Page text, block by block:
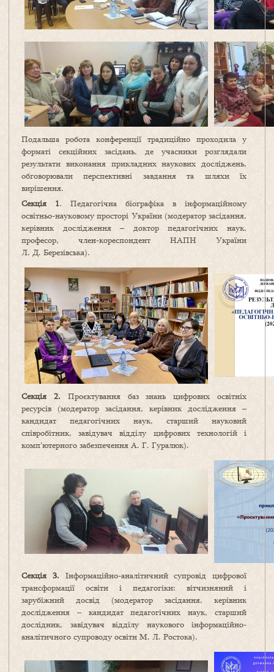
Подальша робота конференції традиційно проходила у
форматі секційних засідань, де учасники розглядали
результати виконання прикладних наукових досліджень,
обговорювали перспективні завдання та шляхи їх
вирішення.
Секція 1. Педагогічна біографіка в інформаційному
освітньо-науковому просторі України (модератор засідання,
керівник дослідження – доктор педагогічних наук,
професор, член-кореспондент НАПН України
Л. Д. Березівська).
Секція 2. Проєктування баз знань цифрових освітніх
ресурсів (модератор засідання, керівник дослідження –
кандидат педагогічних наук, старший науковий
співробітник, завідувач відділу цифрових технологій і
комп’ютерного забезпечення А. Г. Гуралюк).
Секція 3. Інформаційно-аналітичний супровід цифрової
трансформації освіти і педагогіки: вітчизняний і
зарубіжний досвід (модератор засідання, керівник
дослідження – кандидат педагогічних наук, старший
дослідник, завідувач відділу наукового інформаційно-
аналітичного супроводу освіти М. Л. Ростока).